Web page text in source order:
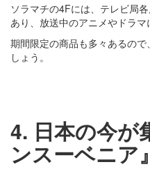
ソラマチの4Fには、テレビ局
あり、放送中のアニメやドラマ
期間限定の商品も多々あるの
しょう。
4. 日本の今が
ンスーベニア』